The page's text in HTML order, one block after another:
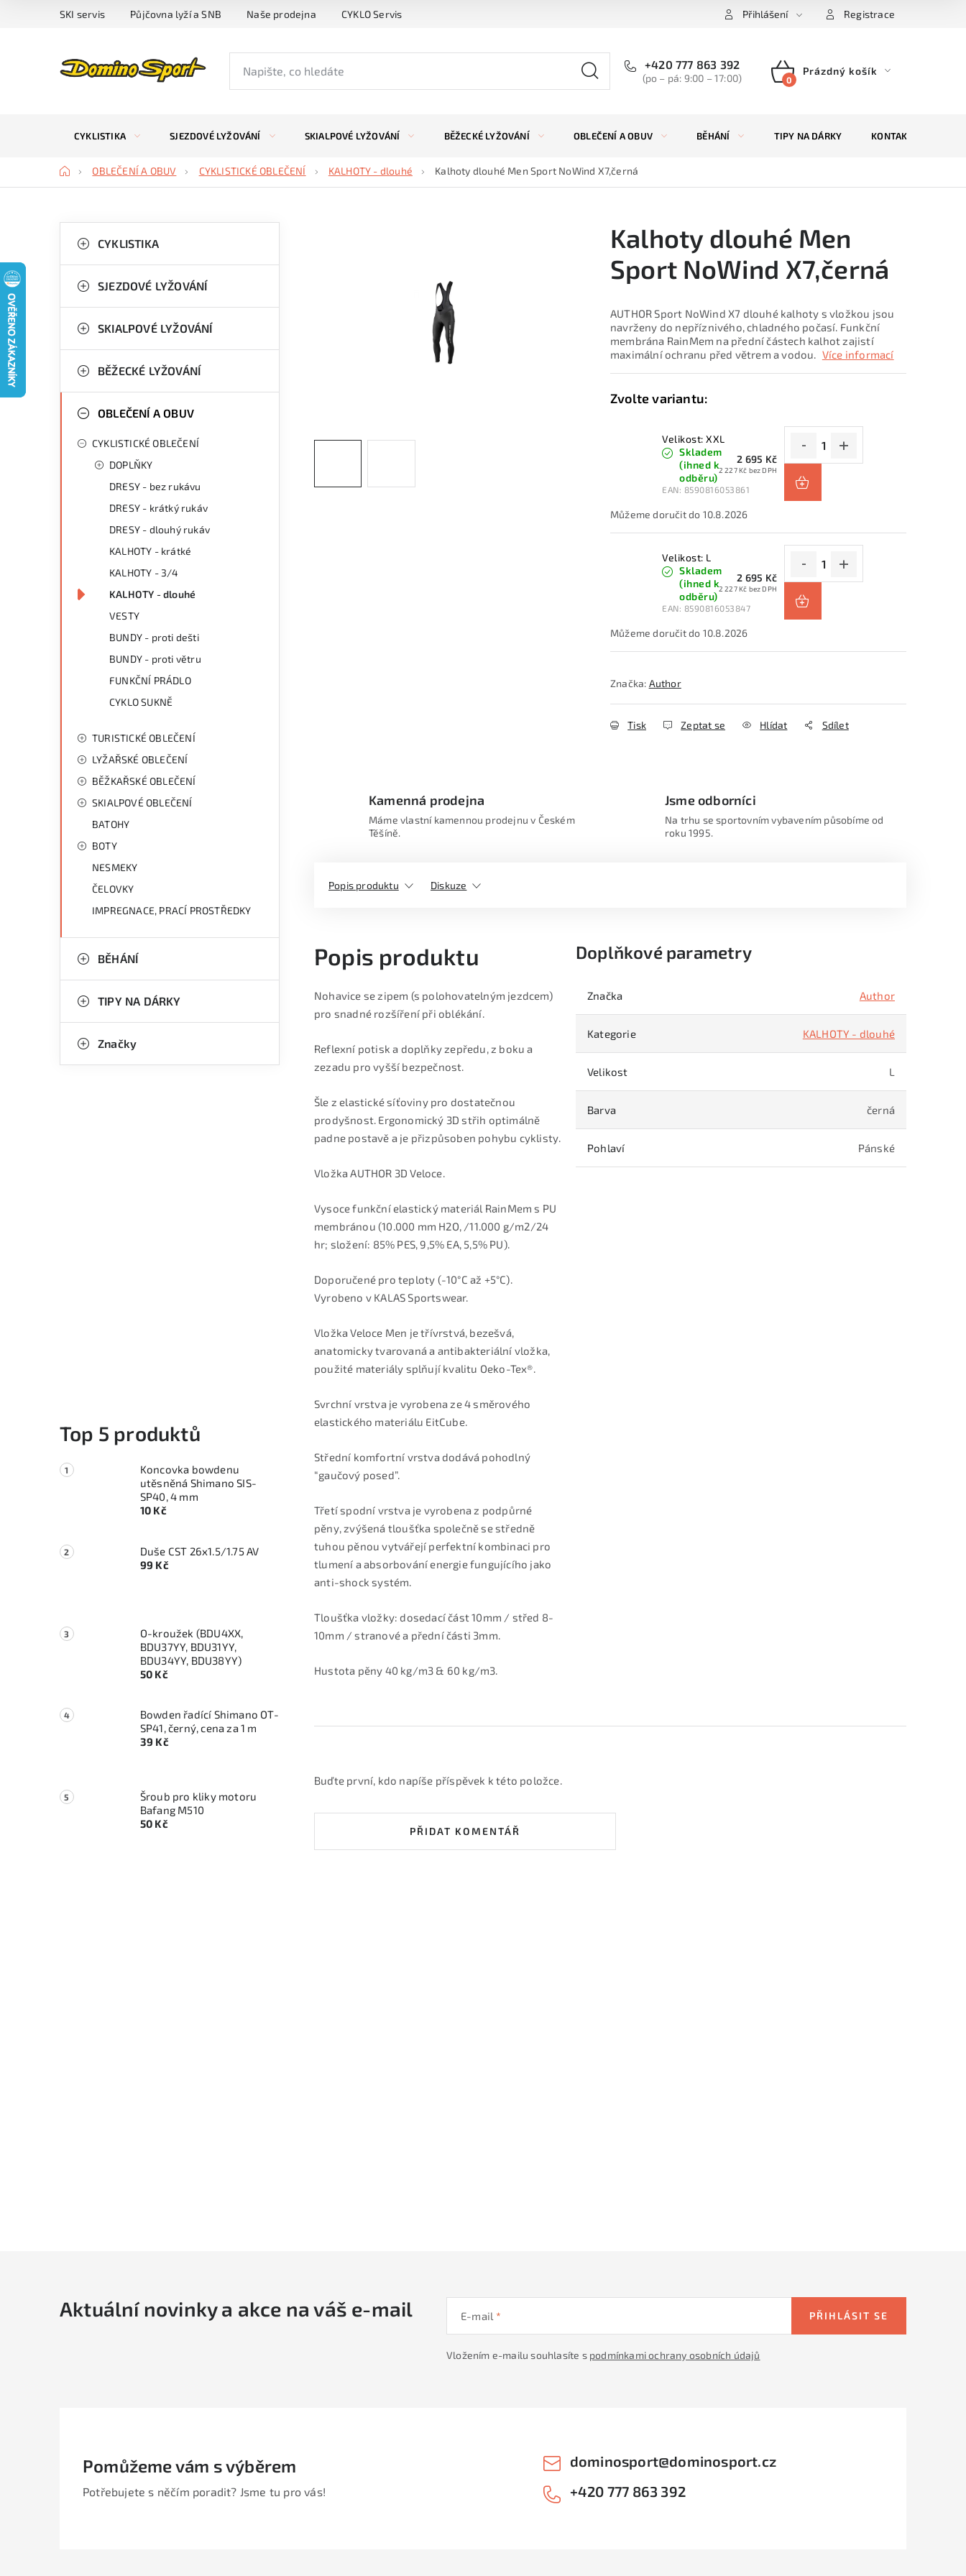
SKI servis Půjčovna lyží a SNB Naše prodejna CYKLO Servis Přihlášení Registrace
+420 777 863 392
(po – pá: 9:00 – 17:00)
NÁKUPNÍ
Prázdný košík
CYKLISTIKA SJEZDOVÉ LYŽOVÁNÍ SKIALPOVÉ LYŽOVÁNÍ BĚŽECKÉ LYŽOVÁNÍ OBLEČENÍ A OBUV BĚHÁNÍ TIPY NA DÁRKY KONTAKTY
DomůOBLEČENÍ A OBUV CYKLISTICKÉ OBLEČENÍ KALHOTY - dlouhé Kalhoty dlouhé Men Sport NoWind X7,černá
o
t
r
n
kategorie
e
o
i
CYKLISTIKA
SJEZDOVÉ LYŽOVÁNÍ
SKIALPOVÉ LYŽOVÁNÍ
BĚŽECKÉ LYŽOVÁNÍ
OBLEČENÍ A OBUV
CYKLISTICKÉ OBLEČENÍ
DOPLŇKY
DRESY - bez rukávu
DRESY - krátký rukáv
DRESY - dlouhý rukáv
KALHOTY - krátké
KALHOTY - 3/4
KALHOTY - dlouhé
VESTY
BUNDY - proti dešti
BUNDY - proti větru
FUNKČNÍ PRÁDLO
CYKLO SUKNĚ
TURISTICKÉ OBLEČENÍ
LYŽAŘSKÉ OBLEČENÍ
BĚŽKAŘSKÉ OBLEČENÍ
SKIALPOVÉ OBLEČENÍ
BATOHY
BOTY
NESMEKY
ČELOVKY
IMPREGNACE, PRACÍ PROSTŘEDKY
BĚHÁNÍ
TIPY NA DÁRKY
Značky
Top 5 produktů
Koncovka bowdenu
utěsněná Shimano SIS-
SP40, 4 mm
10 Kč
Duše CST 26x1.5/1.75 AV
99 Kč
O-kroužek (BDU4XX,
BDU37YY, BDU31YY,
BDU34YY, BDU38YY)
50 Kč
Bowden řadící Shimano OT-
SP41, černý, cena za 1 m
39 Kč
Šroub pro kliky motoru
Bafang M510
50 Kč
Kalhoty dlouhé Men
Sport NoWind X7,černá
AUTHOR Sport NoWind X7 dlouhé kalhoty s vložkou jsou
navrženy do nepříznivého, chladného počasí. Funkční
membrána RainMem na přední částech kalhot zajistí
maximální ochranu před větrem a vodou. Více informací
Velikost: XXL
Skladem
(ihned k
odběru)
EAN: 8590816053861
2 695 Kč
2 227 Kč bez DPH
10.8.2026
Velikost: L
Skladem
(ihned k
odběru)
EAN: 8590816053847
2 695 Kč
2 227 Kč bez DPH
10.8.2026
Značka: Author
Tisk Zeptat se Hlídat Sdílet
Kamenná prodejna
Máme vlastní kamennou prodejnu v Českém
Těšíně.
Jsme odborníci
Na trhu se sportovním vybavením působíme od
roku 1995.
Popis produktu Diskuze
Popis produktu
Nohavice se zipem (s polohovatelným jezdcem)
pro snadné rozšíření při oblékání.
Reflexní potisk a doplňky zepředu, z boku a
zezadu pro vyšší bezpečnost.
Šle z elastické síťoviny pro dostatečnou
prodyšnost. Ergonomický 3D střih optimálně
padne postavě a je přizpůsoben pohybu cyklisty.
Vložka AUTHOR 3D Veloce.
Vysoce funkční elastický materiál RainMem s PU
membránou (10.000 mm H2O, /11.000 g/m2/24
hr; složení: 85% PES, 9,5% EA, 5,5% PU).
Doporučené pro teploty (-10°C až +5°C).
Vyrobeno v KALAS Sportswear.
Vložka Veloce Men je třívrstvá, bezešvá,
anatomicky tvarovaná a antibakteriální vložka,
použité materiály splňují kvalitu Oeko-Tex®.
Svrchní vrstva je vyrobena ze 4 směrového
elastického materiálu EitCube.
Střední komfortní vrstva dodává pohodlný
“gaučový posed”.
Třetí spodní vrstva je vyrobena z podpůrné
pěny, zvýšená tloušťka společně se středně
tuhou pěnou vytvářejí perfektní kombinaci pro
tlumení a absorbování energie fungujícího jako
anti-shock systém.
Tloušťka vložky: dosedací část 10mm / střed 8-
10mm / stranové a přední části 3mm.
Hustota pěny 40 kg/m3 & 60 kg/m3.
Doplňkové parametry
Značka Author
Kategorie KALHOTY - dlouhé
Velikost L
Barva černá
Pohlaví Pánské
Buďte první, kdo napíše příspěvek k této položce.
PŘIDAT KOMENTÁŘ
Aktuální novinky a akce na váš e-mail E-mail
Vložením e-mailu souhlasíte s podmínkami ochrany osobních údajů
PŘIHLÁSIT SE
Pomůžeme vám s výběrem
Potřebujete s něčím poradit? Jsme tu pro vás!
dominosport@dominosport.cz
+420 777 863 392